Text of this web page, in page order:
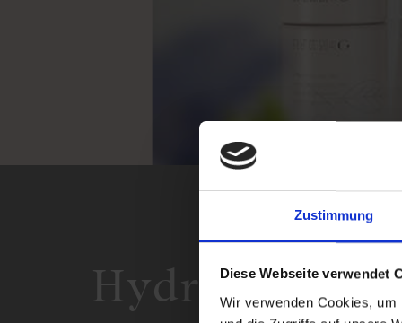
Zustimmung
Diese Webseite verwendet
Wir verwenden Cookies,
Hydrating